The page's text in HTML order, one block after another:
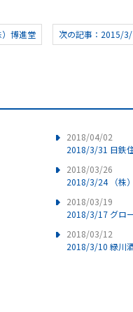
博進堂 次の記事：2015/
2018/04/02
2018/3/31 日鉄
2018/03/26
2018/3/24 （株
2018/03/19
2018/3/17 グロ
2018/03/12
2018/3/10 緑川酒